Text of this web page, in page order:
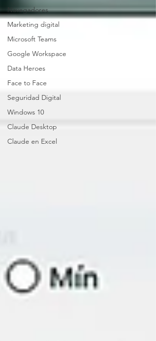
Navegadores
Marketing digital
Microsoft Teams
Google Workspace
Data Heroes
Face to Face
Seguridad Digital
Windows 10
Claude Desktop
Claude en Excel